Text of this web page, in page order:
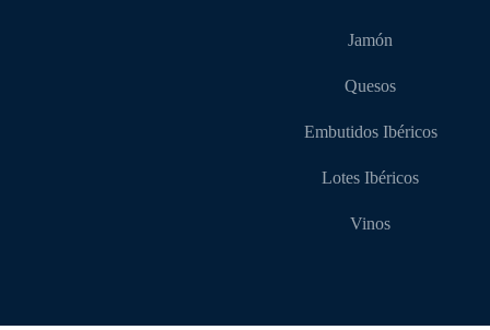
Jamón
Quesos
Embutidos Ibéricos
Lotes Ibéricos
Vinos